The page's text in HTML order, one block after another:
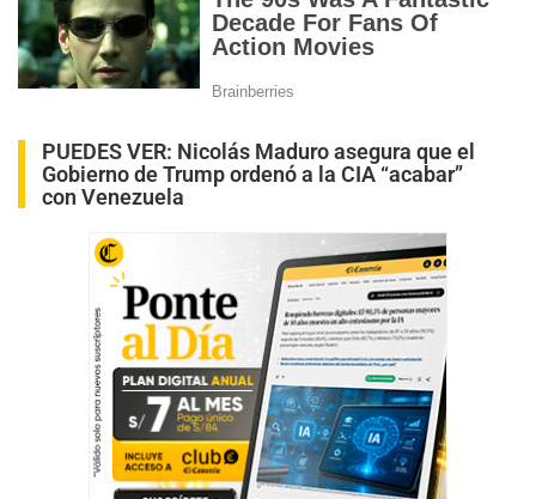
PUEDES VER: Nicolás Maduro asegura que el
Gobierno de Trump ordenó a la CIA “acabar”
con Venezuela